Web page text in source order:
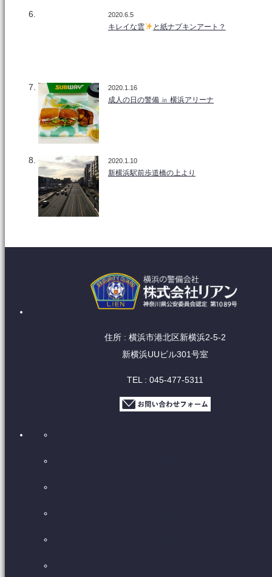
2020.6.5
キレイな雲 と紙ナプキンアート？
2020.1.16
成人の日の警備 ㏌ 横浜アリーナ
2020.1.10
新横浜駅前歩道橋の上より
住所 : 横浜市港北区新横浜2-5-2
新横浜UUビル301号室
TEL : 045-477-5311